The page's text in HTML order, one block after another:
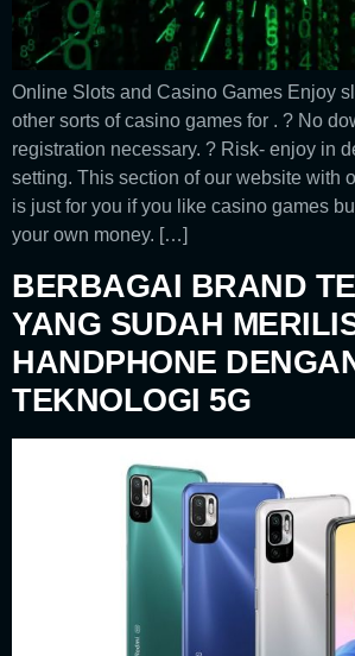
Online Slots and Casino Games Enjoy
other sorts of casino games for . ? No
registration necessary. ? Risk- enjoy in
setting. This section of our website with
is just for you if you like casino games
your own money. […]
BERBAGAI BRAND
YANG SUDAH
HANDPHONE
TEKNOLOGI 5G